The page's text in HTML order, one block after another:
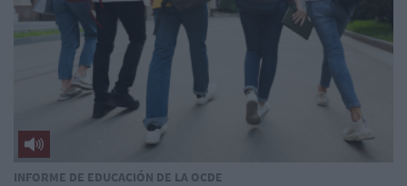
INFORME DE EDUCACIÓN DE LA OCDE